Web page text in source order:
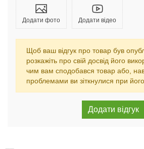
Додати фото Додати відео
Щоб ваш відгук про товар був
розкажіть про свій досвід його
чим вам сподобався товар або,
проблемами ви зіткнулися при його